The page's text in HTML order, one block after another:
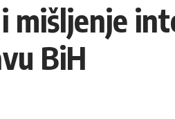
mišljenje
BiH